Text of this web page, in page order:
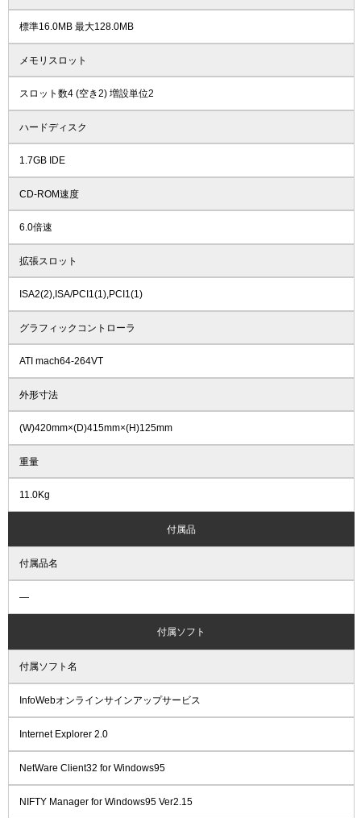
標準16.0MB 最大128.0MB
メモリスロット
スロット数4 (空き2) 増設単位2
ハードディスク
1.7GB IDE
CD-ROM速度
6.0倍速
拡張スロット
ISA2(2),ISA/PCI1(1),PCI1(1)
グラフィックコントローラ
ATI mach64-264VT
外形寸法
(W)420mm×(D)415mm×(H)125mm
重量
11.0Kg
付属品
付属品名
―
付属ソフト
付属ソフト名
InfoWebオンラインサインアップサービス
Internet Explorer 2.0
NetWare Client32 for Windows95
NIFTY Manager for Windows95 Ver2.15